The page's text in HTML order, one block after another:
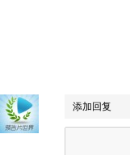
添加回复